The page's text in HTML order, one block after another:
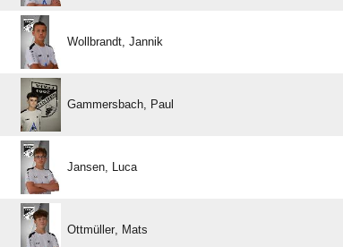
 
 
 
 